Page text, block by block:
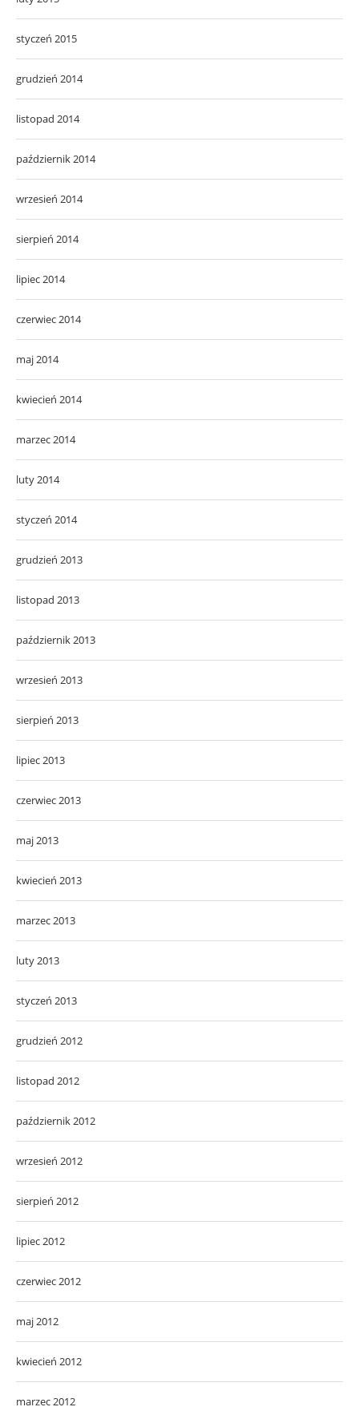
styczeń 2015
grudzień 2014
listopad 2014
październik 2014
wrzesień 2014
sierpień 2014
lipiec 2014
czerwiec 2014
maj 2014
kwiecień 2014
marzec 2014
luty 2014
styczeń 2014
grudzień 2013
listopad 2013
październik 2013
wrzesień 2013
sierpień 2013
lipiec 2013
czerwiec 2013
maj 2013
kwiecień 2013
marzec 2013
luty 2013
styczeń 2013
grudzień 2012
listopad 2012
październik 2012
wrzesień 2012
sierpień 2012
lipiec 2012
czerwiec 2012
maj 2012
kwiecień 2012
marzec 2012